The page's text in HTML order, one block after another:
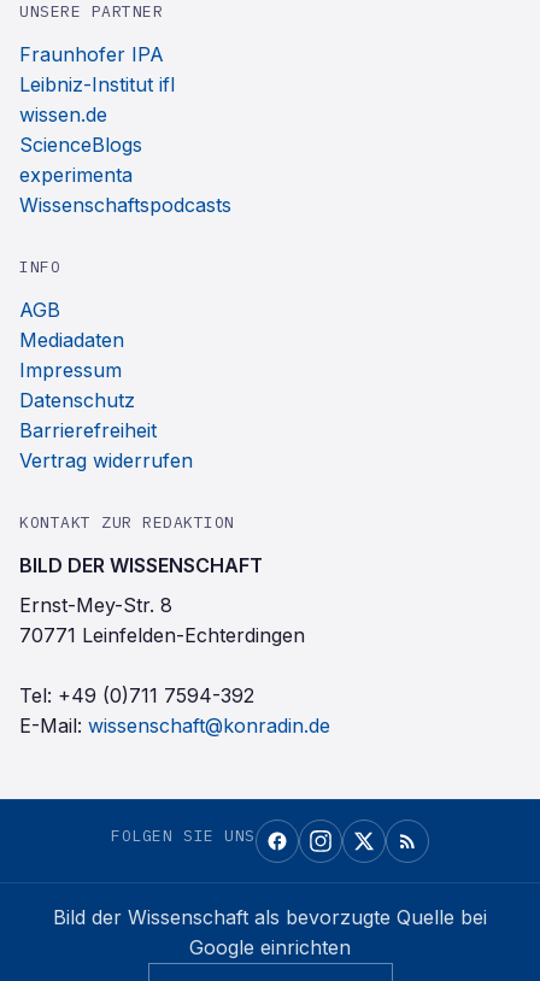
UNSERE PARTNER
Fraunhofer IPA
Leibniz-Institut ifl
wissen.de
ScienceBlogs
experimenta
Wissenschaftspodcasts
INFO
AGB
Mediadaten
Impressum
Datenschutz
Barrierefreiheit
Vertrag widerrufen
KONTAKT ZUR REDAKTION
BILD DER WISSENSCHAFT
Ernst-Mey-Str. 8
70771 Leinfelden-Echterdingen
Tel: +49 (0)711 7594-392
E-Mail: wissenschaft@konradin.de
FOLGEN SIE UNS
Bild der Wissenschaft als bevorzugte Quelle bei
Google einrichten